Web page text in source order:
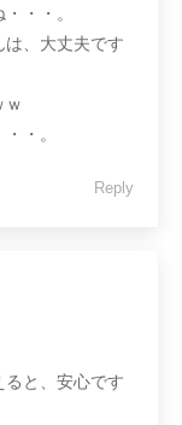
・・。
は、大丈夫です
ｗ
・。
Reply
ると、安心です